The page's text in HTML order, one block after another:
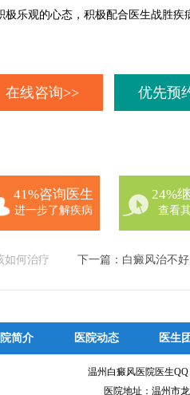
极乐观的心态，积极配合医生战胜疾
在线咨询>> 优先预
41%咨询医生
进一步了解疾病
24%
查看
如何治疗 下一篇： 白癜风治不
简介 医院动态 医生
温州白癜风医院医生
医院地址：温州市